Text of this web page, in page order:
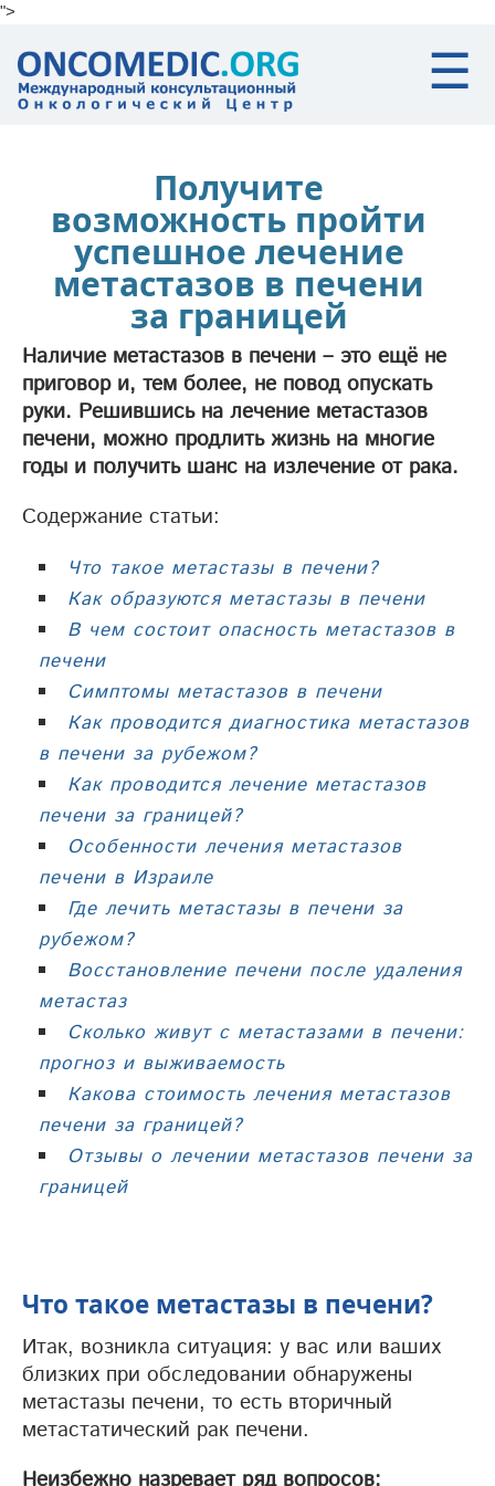
">
☰
Получите
возможность пройти
успешное лечение
метастазов в печени
за границей
Наличие метастазов в печени – это ещё не
приговор и, тем более, не повод опускать
руки. Решившись на лечение метастазов
печени, можно продлить жизнь на многие
годы и получить шанс на излечение от рака.
Содержание статьи:
Что такое метастазы в печени?
Как образуются метастазы в печени
В чем состоит опасность метастазов в
печени
Симптомы метастазов в печени
Как проводится диагностика метастазов
в печени за рубежом?
Как проводится лечение метастазов
печени за границей?
Особенности лечения метастазов
печени в Израиле
Где лечить метастазы в печени за
рубежом?
Восстановление печени после удаления
метастаз
Сколько живут с метастазами в печени:
прогноз и выживаемость
Какова стоимость лечения метастазов
печени за границей?
Отзывы о лечении метастазов печени за
границей
Что такое метастазы в печени?
Итак, возникла ситуация: у вас или ваших
близких при обследовании обнаружены
метастазы печени, то есть вторичный
метастатический рак печени.